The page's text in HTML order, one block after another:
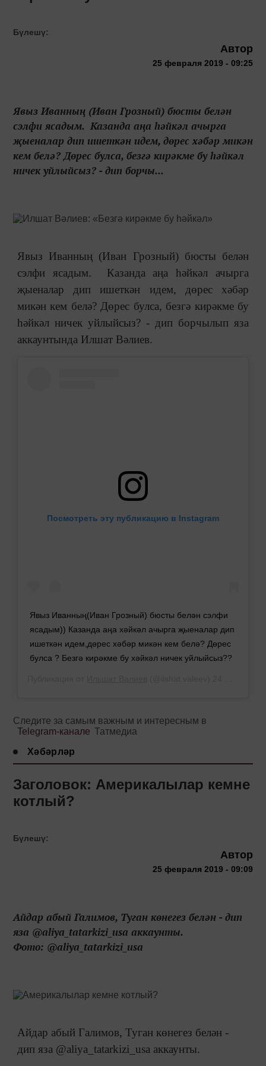
Бүлешү:
Автор
25 февраля 2019 - 09:25
Явыз Иванның (Иван Грозный) бюсты белән
сэлфи ясадым. Казанда аңа һәйкәл ачырга
җыеналар дип ишеткән идем, дөрес хәбәр микән
кем белә? Дөрес булса, безгә кирәкме бу һәйкәл
ничек уйлыйсыз? - дип борчы...
Явыз Иванның (Иван Грозный) бюсты белән
сэлфи ясадым. Казанда аңа һәйкәл ачырга
җыеналар дип ишеткән идем, дөрес хәбәр
микән кем белә? Дөрес булса, безгә кирәкме бу
һәйкәл ничек уйлыйсыз? - дип борчылып яза
аккаунтында Илшат Вәлиев.
Посмотреть эту публикацию в Instagram
Явыз Иванның(Иван Грозный) бюсты белән сэлфи
ясадым)) Казанда аңа хәйкәл ачырга җыеналар дип
ишеткән идем,дөрес хәбәр микән кем белә? Дөрес
булса ? Безгә кирәкме бу хәйкәл ничек уйлыйсыз??
Следите за самым важным и интересным в
Telegram-канале Татмедиа
Хәбәрләр
Заголовок: Америкалылар кемне
котлый?
Бүлешү:
Автор
25 февраля 2019 - 09:09
Айдар абый Галимов, Туган көнегез белән - дип
яза @aliya_tatarkizi_usa аккаунты.
Фото: @aliya_tatarkizi_usa
Айдар абый Галимов, Туган көнегез белән -
дип яза @aliya_tatarkizi_usa аккаунты.